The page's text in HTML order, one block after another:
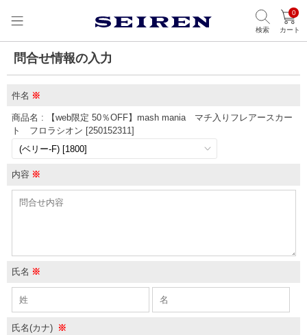
検索
0
カート
問合せ情報の入力
件名 ※
商品名 : 【web限定 50％OFF】mash mania マチ入りフレアースカー
ト フロラシオン [250152311]
内容 ※
氏名 ※
氏名(カナ) ※